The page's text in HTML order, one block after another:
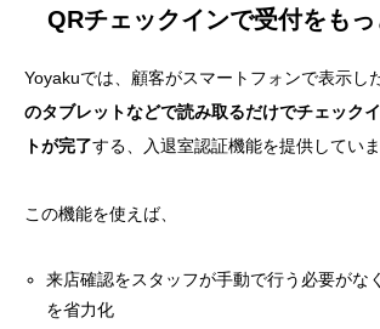
QRチェックインで受付をもっ
Yoyakuでは、顧客がスマートフォンで表示し
のタブレットなどで読み取るだけでチェック
トが完了する、入退室認証機能を提供していま
この機能を使えば、
来店確認をスタッフが手動で行う必要がな
を省力化